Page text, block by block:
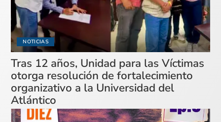
NOTICIAS
Tras 12 años, Unidad para las Víctimas
otorga resolución de fortalecimiento
organizativo a la Universidad del
Atlántico